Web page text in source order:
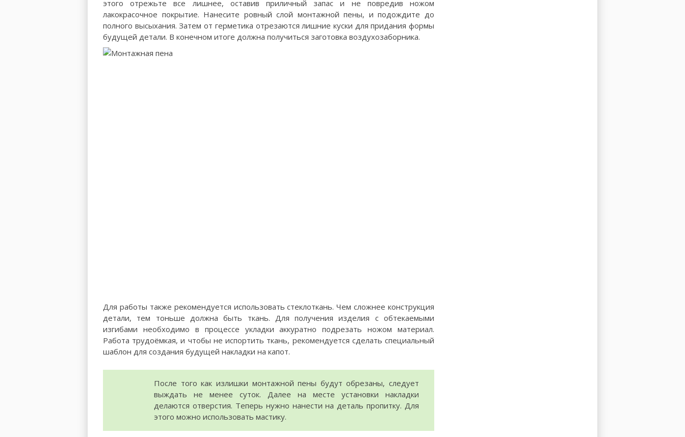
этого отрежьте все лишнее, оставив приличный запас и не повредив ножом
лакокрасочное покрытие. Нанесите ровный слой монтажной пены, и подождите до
полного высыхания. Затем от герметика отрезаются лишние куски для придания формы
будущей детали. В конечном итоге должна получиться заготовка воздухозаборника.
Для работы также рекомендуется использовать стеклоткань. Чем сложнее конструкция
детали, тем тоньше должна быть ткань. Для получения изделия с обтекаемыми
изгибами необходимо в процессе укладки аккуратно подрезать ножом материал.
Работа трудоёмкая, и чтобы не испортить ткань, рекомендуется сделать специальный
шаблон для создания будущей накладки на капот.
После того как излишки монтажной пены будут обрезаны, следует
выждать не менее суток. Далее на месте установки накладки
делаются отверстия. Теперь нужно нанести на деталь пропитку. Для
этого можно использовать мастику.